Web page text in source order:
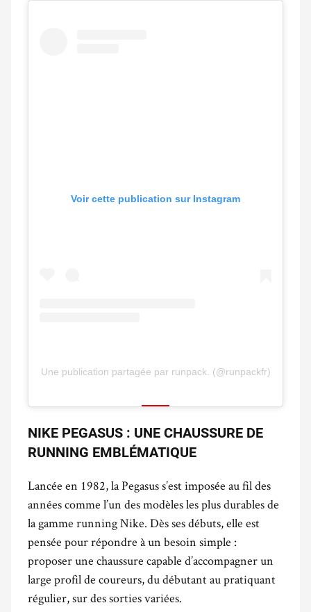
Voir cette publication sur Instagram
Une publication partagée par runpack. (@runpackfr)
NIKE PEGASUS : UNE CHAUSSURE DE
RUNNING EMBLÉMATIQUE
Lancée en 1982, la Pegasus s’est imposée au fil des
années comme l’un des modèles les plus durables de
la gamme running Nike. Dès ses débuts, elle est
pensée pour répondre à un besoin simple :
proposer une chaussure capable d’accompagner un
large profil de coureurs, du débutant au pratiquant
régulier, sur des sorties variées.